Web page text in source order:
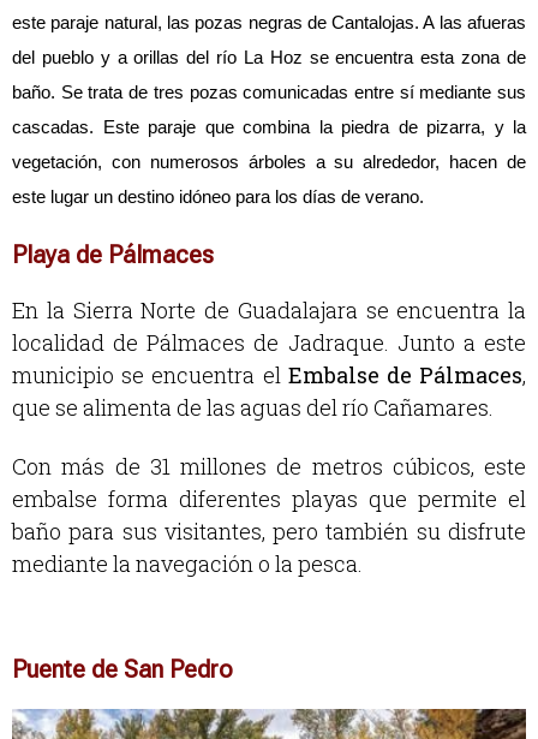
este paraje natural, las pozas negras de Cantalojas. A las afueras
del pueblo y a orillas del río La Hoz se encuentra esta zona de
baño. Se trata de tres pozas comunicadas entre sí mediante sus
cascadas. Este paraje que combina la piedra de pizarra, y la
vegetación, con numerosos árboles a su alrededor, hacen de
este lugar un destino idóneo para los días de verano.
Playa de Pálmaces
En la Sierra Norte de Guadalajara se encuentra la
localidad de Pálmaces de Jadraque. Junto a este
municipio se encuentra el Embalse de Pálmaces,
que se alimenta de las aguas del río Cañamares.
Con más de 31 millones de metros cúbicos, este
embalse forma diferentes playas que permite el
baño para sus visitantes, pero también su disfrute
mediante la navegación o la pesca.
Puente de San Pedro